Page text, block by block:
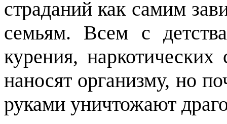
страданий как самим
семьям. Всем с
курения,
наносят организму, но
руками уничтожают